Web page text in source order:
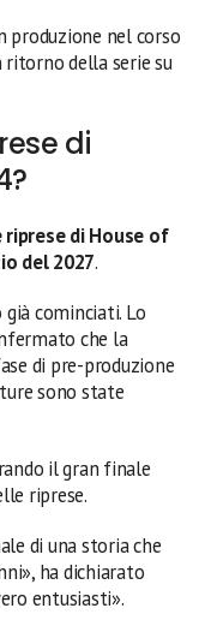
produzione nel corso
ritorno della serie su
di
riprese di House of
del 2027.
cominciati. Lo
che la
di pre-produzione
sono state
il gran finale
riprese.
di una storia che
ha dichiarato
entusiasti».